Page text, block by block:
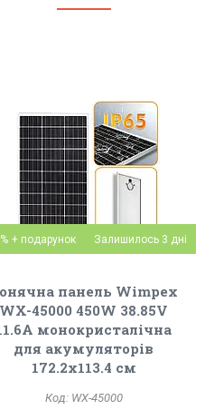
Залишилось 3 дні
панель Wimpex
WX-45000 450W 38.85V
монокристалічна
для акумуляторів
172.2х113.4 см
WX-45000